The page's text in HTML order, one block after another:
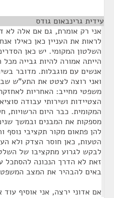
עידית גרינבאום גודס
אני רק אומרת, גם אם אלה לא
לראות את העניין כאן כאילו
השלטון המקומי. יש כאן
הייתה אמורה להיות גבייה
אנשים עם מוגבלות. מדובר
ואני רוצה לצטט את התע"ש
משפטי מחייב: האחריות
הצטיידות ושירותי עבודה
המקומית. כבר היום הרשויות,
מספקות את המבנים ובמשך
להן פתאום מקור תקציבי נוסף
הטעות, כאן חוסר הצדק ולא
לבקש לגרוע מתקציבו של
זאת לא הדרך הנכונה להסתכל
באים להבהיר את המצב
אם אדוני ירצה, אני אוסיף עוד